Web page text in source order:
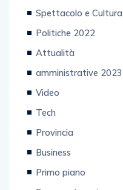
Spettacolo e Cultura
Politiche 2022
Attualità
amministrative 2023
Video
Tech
Provincia
Business
Primo piano